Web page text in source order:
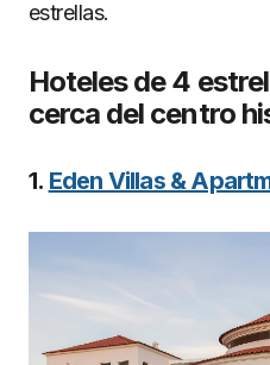
estrellas.
Hoteles de 4
cerca del centro
1. Eden Villas &